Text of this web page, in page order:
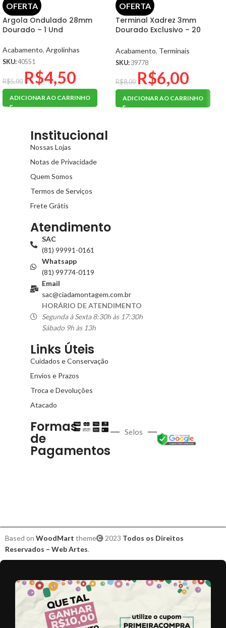
OFERTA
Argola Ondulado 28mm
Dourado – 1 Und
Acabamento, Argolinhas
SKU:40551
R$5,00 R$4,50
ADICIONAR AO CARRINHO
OFERTA
Terminal Xadrez 3mm
Dourado Exclusivo – 20
Acabamento, Terminais
SKU: 39778
R$8,00 R$6,00
ADICIONAR AO CARRINHO
Institucional
Nossas Lojas
Notas de Privacidade
Quem Somos
Termos de Serviços
Frete Grátis
Atendimento
SAC
(81) 99991-0161
Whatsapp
(81) 99774-0119
Email
sac@ciadamontagem.com.br
HORÁRIO DE ATENDIMENTO
Segunda à Sexta 8:30h às 17:30h
Sábado 9h às 13h
Links Úteis
Cuidados e Conservação
Envios e Prazos
Troca e Devoluções
Atacado
Formas
de
Pagamentos
Selos
Based on WoodMart theme 2023 Todos os Direitos
Reservados – Web Artes.